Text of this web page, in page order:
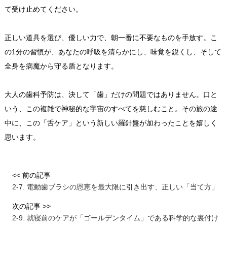
て受け止めてください。
正しい道具を選び、優しい力で、朝一番に不要なものを手放す。こ
の1分の習慣が、あなたの呼吸を清らかにし、味覚を鋭くし、そして
全身を病魔から守る盾となります。
大人の歯科予防は、決して「歯」だけの問題ではありません。口と
いう、この複雑で神秘的な宇宙のすべてを慈しむこと。その旅の途
中に、この「舌ケア」という新しい羅針盤が加わったことを嬉しく
思います。
<< 前の記事
2-7. 電動歯ブラシの恩恵を最大限に引き出す、正しい「当て方」
次の記事 >>
2-9. 就寝前のケアが「ゴールデンタイム」である科学的な裏付け